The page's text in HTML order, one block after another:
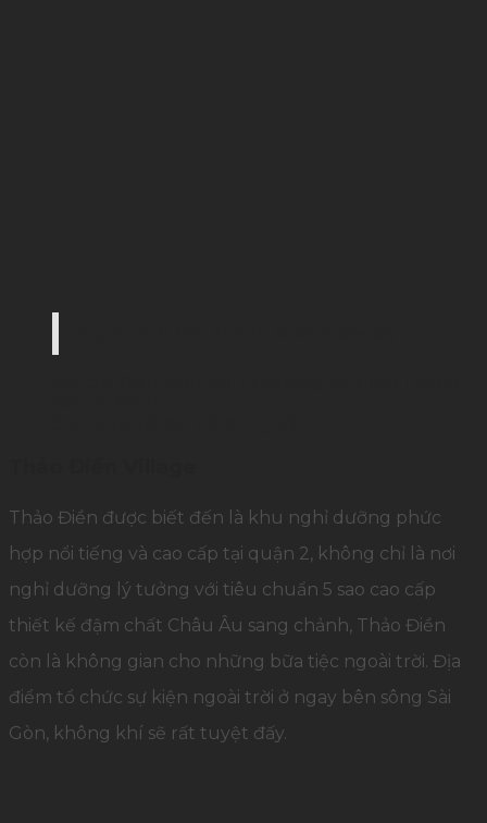
Thảo Điền được biết đến là khu nghỉ dưỡng phức
hợp nổi tiếng và cao cấp tại quận 2, không chỉ là nơi
nghỉ dưỡng lý tưởng với tiêu chuẩn 5 sao cao cấp
thiết kế đậm chất Châu Âu sang chảnh, Thảo Điền
còn là không gian cho những bữa tiệc ngoài trời. Địa
điểm tổ chức sự kiện ngoài trời ở ngay bên sông Sài
Gòn, không khí sẽ rất tuyệt đấy.